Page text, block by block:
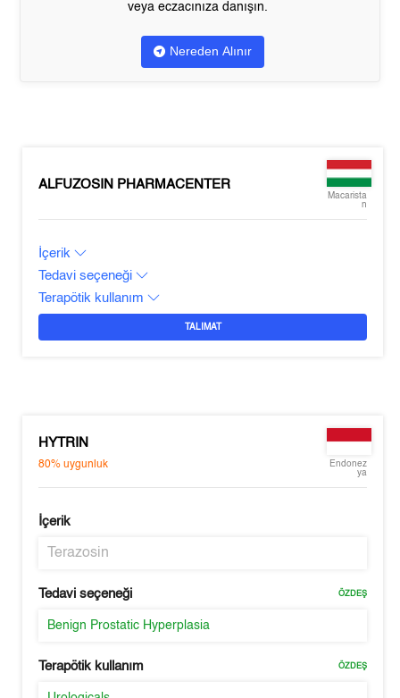
veya eczacınıza danışın.
Nereden Alınır
ALFUZOSIN PHARMACENTER
Macarista
n
İçerik
Tedavi seçeneği
Terapötik kullanım
TALIMAT
HYTRIN
80%uygunluk
Endonez
ya
İçerik
Terazosin
Tedavi seçeneği ÖZDEŞ
Benign Prostatic Hyperplasia
Terapötik kullanım ÖZDEŞ